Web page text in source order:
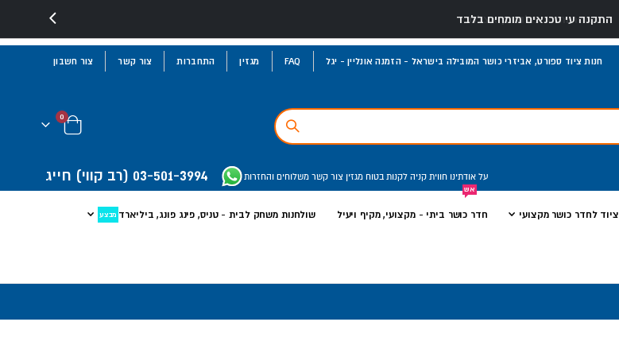
התקנה עי טכנאים מומחים בלבד
חנות ציוד ספורט, אביזרי כושר המובילה בישראל - הזמנה אונליין - יגל FAQ מגזין התחברות צור קשר צור חשבון
03-501-3994 (רב קווי) חייג על אודתינו חווית קניה לקנות בטוח מגזין צור קשר משלוחים והחזרות
Cart
0פריטים
ציוד לחדר כושר מקצועי חדר כושר ביתי - מקצועי, מקיף ויעיל
אש
שולחנות משחק לבית - טניס, פינג פונג, ביליארד מבצע